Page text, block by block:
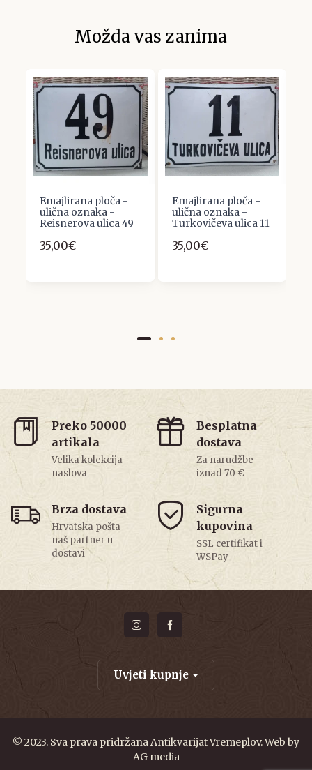
Možda vas zanima
Emajlirana ploča -
ulična oznaka -
Reisnerova ulica 49
35,00€
Emajlirana ploča -
ulična oznaka -
Turkovičeva ulica 11
35,00€
Preko 50000
artikala
Velika kolekcija
naslova
Besplatna
dostava
Za narudžbe
iznad 70 €
Brza dostava
Hrvatska pošta -
naš partner u
dostavi
Sigurna
kupovina
SSL certifikat i
WSPay
Uvjeti kupnje
© 2023. Sva prava pridržana Antikvarijat Vremeplov. Web by
AG media